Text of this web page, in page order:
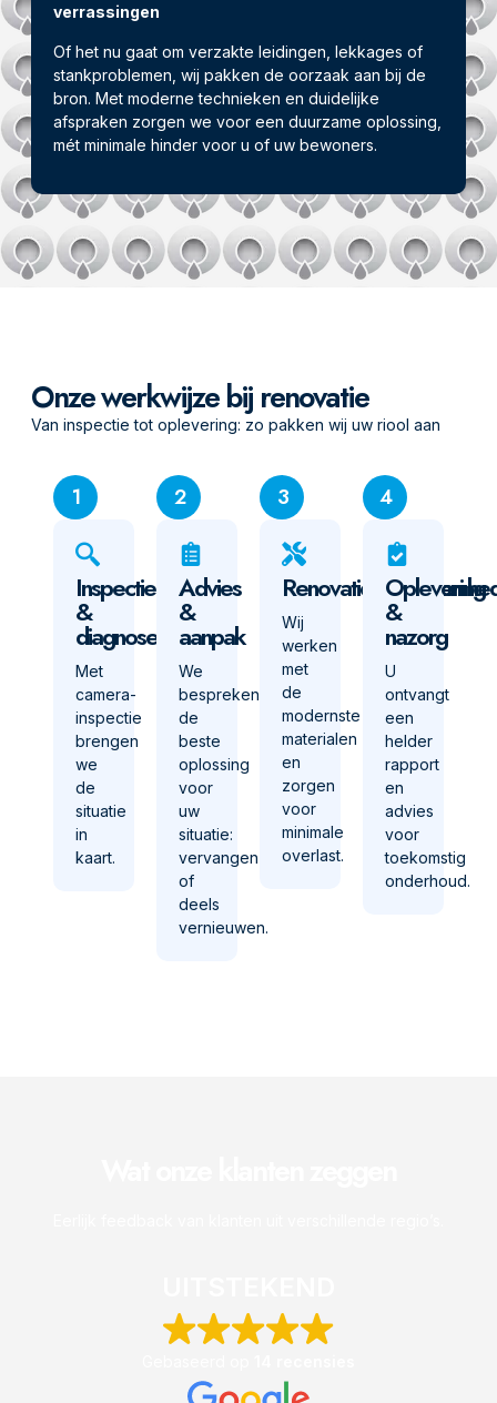
verrassingen
Of het nu gaat om verzakte leidingen, lekkages of
stankproblemen, wij pakken de oorzaak aan bij de
bron. Met moderne technieken en duidelijke
afspraken zorgen we voor een duurzame oplossing,
mét minimale hinder voor u of uw bewoners.
Onze werkwijze bij renovatie
Van inspectie tot oplevering: zo pakken wij uw riool aan
1
Inspectie
&
diagnose
Met
camera-
inspectie
brengen
we
de
situatie
in
kaart.
2
Advies
&
aanpak
We
bespreken
de
beste
oplossing
voor
uw
situatie:
vervangen
of
deels
vernieuwen.
3
Wij
werken
met
de
modernste
materialen
en
zorgen
voor
minimale
overlast.
4
Oplevering
&
nazorg
U
ontvangt
een
helder
rapport
en
advies
voor
toekomstig
onderhoud.